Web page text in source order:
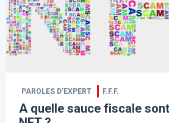
PAROLES D’EXPERT F.F.F.
A quelle sauce fiscale